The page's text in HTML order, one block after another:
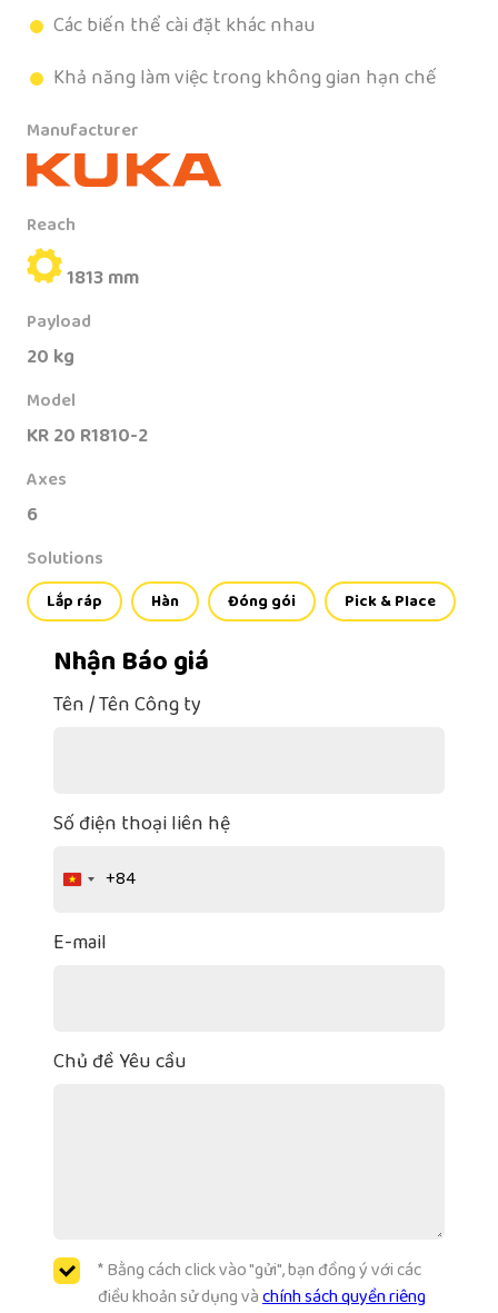
Các biến thể cài đặt khác nhau
Khả năng làm việc trong không gian hạn chế
Manufacturer
Reach
1813 mm
Payload
20 kg
Model
KR 20 R1810-2
Axes
6
Solutions
Lắp ráp Hàn Đóng gói Pick & Place
Nhận Báo giá
Tên / Tên Công ty
Số điện thoại liên hệ
Vietnam
+84
E-mail
Chủ đề Yêu cầu
* Bằng cách click vào "gửi", bạn đồng ý với các
điều khoản sử dụng vàchính sách quyền riêng